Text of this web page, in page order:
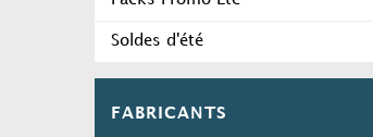
Soldes d'été
FABRICANTS